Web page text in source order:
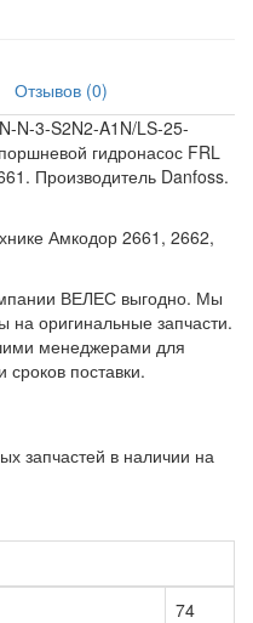
Отзывов (0)
N-3-S2N2-A1N/LS-25-
гидронасос FRL
Производитель Danfoss.
Амкодор 2661, 2662,
ВЕЛЕС выгодно. Мы
оригинальные запчасти.
менеджерами для
сроков поставки.
запчастей в наличии на
74